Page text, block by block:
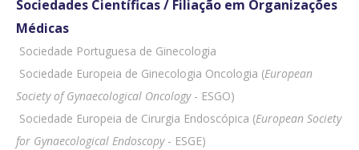
Sociedades Científicas / Filiação em Organizações
Médicas
 Sociedade Portuguesa de Ginecologia
 Sociedade Europeia de Ginecologia Oncologia (European
Society of Gynaecological Oncology- ESGO)
 Sociedade Europeia de Cirurgia Endoscópica (European Society
for Gynaecological Endoscopy - ESGE)